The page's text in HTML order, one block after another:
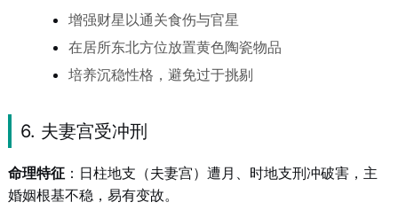
增强财星以通关食伤与官星
在居所东北方位放置黄色陶瓷物品
培养沉稳性格，避免过于挑剔
6. 夫妻宫受冲刑
命理特征：日柱地支（夫妻宫）遭月、时地支刑冲破害，主
婚姻根基不稳，易有变故。